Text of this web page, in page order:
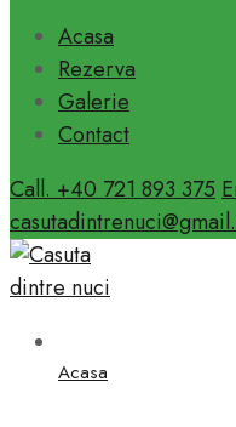
Acasa
Rezerva
Galerie
Contact
Call. +40 721 893 375
Acasa